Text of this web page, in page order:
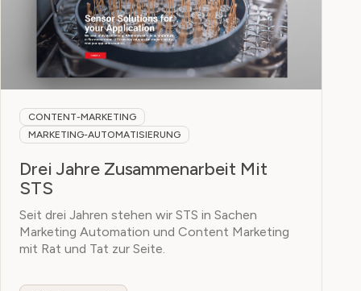
CONTENT-MARKETING
MARKETING-AUTOMATISIERUNG
Drei Jahre Zusammenarbeit Mit
STS
Seit drei Jahren stehen wir STS in Sachen
Marketing Automation und Content Marketing
mit Rat und Tat zur Seite.